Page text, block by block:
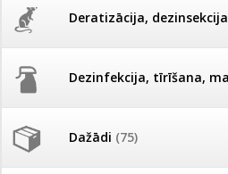
Deratizācija, dezinsekcija
Dezinfekcija, tīrīšana,
Dažādi (75)
Tomātu diena 21.augustā
Ievešanas atļaujas 2025
Visas datu drošības lapas (DDL)
vienuviet